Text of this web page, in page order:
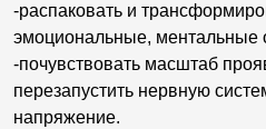
-распаковать и
эмоциональные, ментальные
-почувствовать масштаб
перезапустить нервную
напряжение.